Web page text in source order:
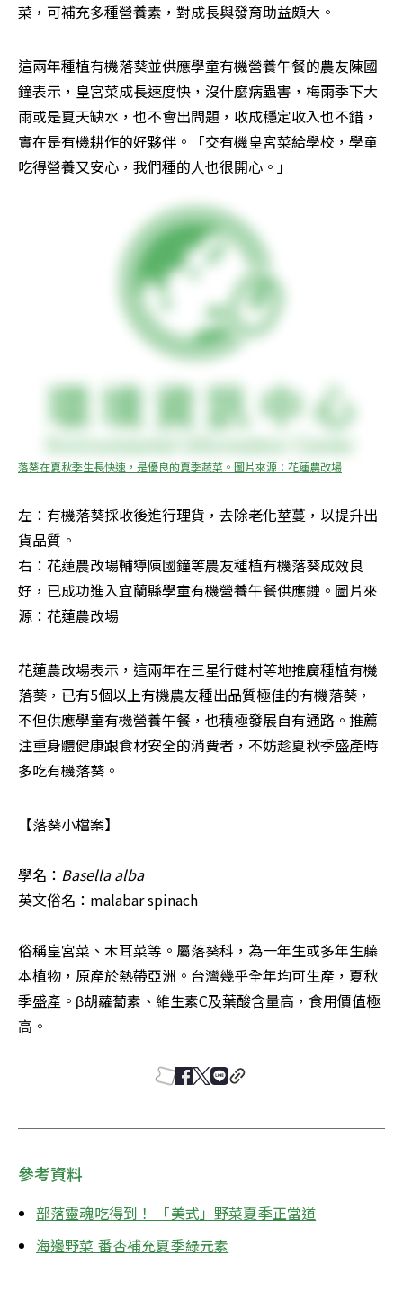
菜，可補充多種營養素，對成長與發育助益頗大。
這兩年種植有機落葵並供應學童有機營養午餐的農友陳國
鐘表示，皇宮菜成長速度快，沒什麼病蟲害，梅雨季下大
雨或是夏天缺水，也不會出問題，收成穩定收入也不錯，
實在是有機耕作的好夥伴。「交有機皇宮菜給學校，學童
吃得營養又安心，我們種的人也很開心。」
落葵在夏秋季生長快速，是優良的夏季蔬菜。圖片來源：花蓮農改場
左：有機落葵採收後進行理貨，去除老化莖蔓，以提升出
貨品質。
右：花蓮農改場輔導陳國鐘等農友種植有機落葵成效良
好，已成功進入宜蘭縣學童有機營養午餐供應鏈。圖片來
源：花蓮農改場
花蓮農改場表示，這兩年在三星行健村等地推廣種植有機
落葵，已有5個以上有機農友種出品質極佳的有機落葵，
不但供應學童有機營養午餐，也積極發展自有通路。推薦
注重身體健康跟食材安全的消費者，不妨趁夏秋季盛產時
多吃有機落葵。
【落葵小檔案】
學名： Basella alba
英文俗名：malabar spinach
俗稱皇宮菜、木耳菜等。屬落葵科，為一年生或多年生藤
本植物，原產於熱帶亞洲。台灣幾乎全年均可生產，夏秋
季盛產。β胡蘿蔔素、維生素C及葉酸含量高，食用價值極
高。
參考資料
部落靈魂吃得到！ 「美式」野菜夏季正當道
海邊野菜 番杏補充夏季綠元素